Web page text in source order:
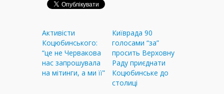
Активісти
Коцюбинського:
“це не Червакова
нас запрошувала
на мітинги, а ми її”
Київрада 90
голосами “за”
просить Верховну
Раду приєднати
Коцюбинське до
столиці